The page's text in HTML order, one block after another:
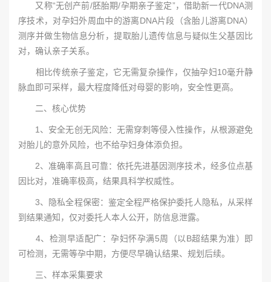
又称“无创产前/胚胎期/孕期亲子鉴定”，借助新一代DNA测
序技术，对孕妇外周血中的游离DNA片段（含胎儿游离DNA）
测序并做生物信息分析，提取胎儿遗传信息与疑似生父基因比
对，确认亲子关系。
相比传统亲子鉴定，它无需复杂操作，仅抽孕妇10毫升静
脉血即可采样，最大程度降低对母婴的影响，安全性更高。
二、核心优势
1、安全无创无风险：无需穿刺等侵入性操作，从根源避免
对胎儿的意外风险，也不给孕妇身体添负担。
2、准确率高且可靠：依托先进基因测序技术，经多位点基
因比对，准确率极高，结果具科学权威性。
3、隐私全程保密：鉴定全程严格保护委托人隐私，从采样
到结果通知，仅对委托人本人公开，防信息泄露。
4、检测早适配广：孕妇怀孕满5周（以B超结果为准）即
可检测，无需等孕中期，方便尽早确认结果、规划后续。
三、样本采集要求